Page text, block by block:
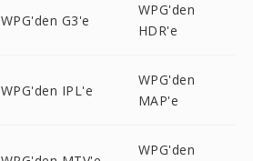
WPG'den G3'e
WPG'den
HDR'e
WPG'den IPL'e
WPG'den
MAP'e
WPG'den